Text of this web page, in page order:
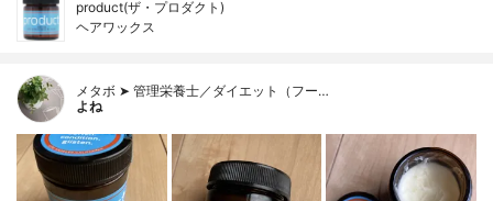
product(ザ・プロダクト)
ヘアワックス
メタボ ➤ 管理栄養士／ダイエット（フー…
よね